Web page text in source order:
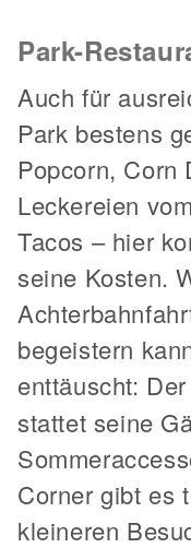
Park-
Auch für
Park bestens
Popcorn, Corn
Leckereien
Tacos – hier
seine Kosten.
begeistern
enttäuscht: Der
stattet seine
Corner gibt es
kleineren